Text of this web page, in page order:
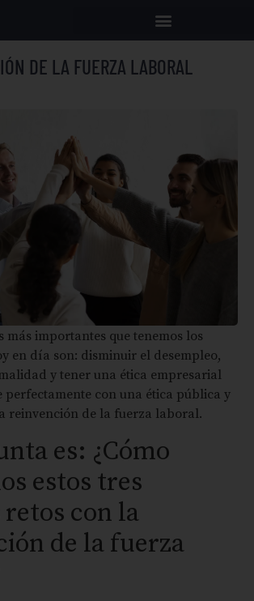
DE LA FUERZA LABORAL
más importantes que tenemos los
en día son: disminuir el desempleo,
y tener una ética empresarial
perfectamente con una ética pública y
reinvención de la fuerza laboral.
es: ¿Cómo
estos tres
con la
de la fuerza